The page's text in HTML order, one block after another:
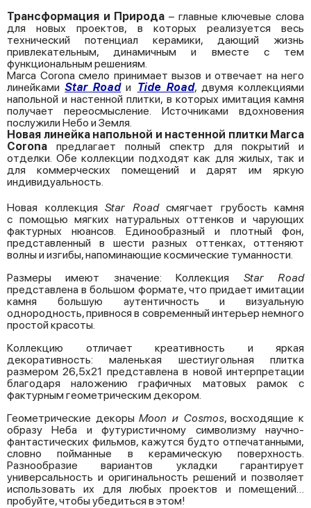
Трансформация и Природа – главные ключевые слова
для новых проектов, в которых реализуется весь
технический потенциал керамики, дающий жизнь
привлекательным, динамичным и вместе с тем
функциональным решениям.
Marca Corona смело принимает вызов и отвечает на него
линейкамиStar Roadи Tide Road, двумя коллекциями
напольной и настенной плитки, в которых имитация камня
получает переосмысление. Источниками вдохновения
послужили Небо и Земля.
Новая линейка напольной и настенной плитки Marca
Corona предлагает полный спектр для покрытий и
отделки. Обе коллекции подходят как для жилых, так и
для коммерческих помещений и дарят им яркую
индивидуальность.
Hовая коллекция Star Roadсмягчает грубость камня
с помощью мягких натуральных оттенков и чарующих
фактурных нюансов. Единообразный и плотный фон,
представленный в шести разных оттенках, оттеняют
волны и изгибы, напоминающие космические туманности.
Размеры имеют значение: Коллекция Star Road
представлена в большом формате, что придает имитации
камня большую аутентичность и визуальную
однородность, привнося в современный интерьер немного
простой красоты.
Коллекцию отличает креативность и яркая
декоративность: маленькая шестиугольная плитка
размером 26,5x21 представлена в новой интерпретации
благодаря наложению графичных матовых рамок с
фактурным геометрическим декором.
Геометрические декорыMoon и Cosmos, восходящие к
образу Неба и футуристичному символизму научно-
фантастических фильмов, кажутся будто отпечатанными,
словно пойманные в керамическую поверхность.
Разнообразие вариантов укладки гарантирует
универсальность и оригинальность решений и позволяет
использовать их для любых проектов и помещений…
пробуйте, чтобы убедиться в этом!